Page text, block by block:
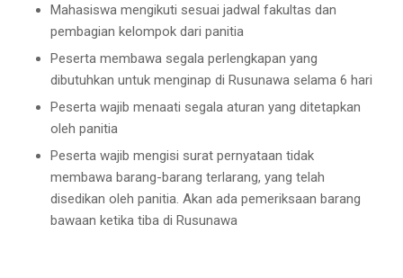
Mahasiswa mengikuti sesuai jadwal fakultas dan
pembagian kelompok dari panitia
Peserta membawa segala perlengkapan yang
dibutuhkan untuk menginap di Rusunawa selama 6 hari
Peserta wajib menaati segala aturan yang ditetapkan
oleh panitia
Peserta wajib mengisi surat pernyataan tidak
membawa barang-barang terlarang, yang telah
disedikan oleh panitia. Akan ada pemeriksaan barang
bawaan ketika tiba di Rusunawa